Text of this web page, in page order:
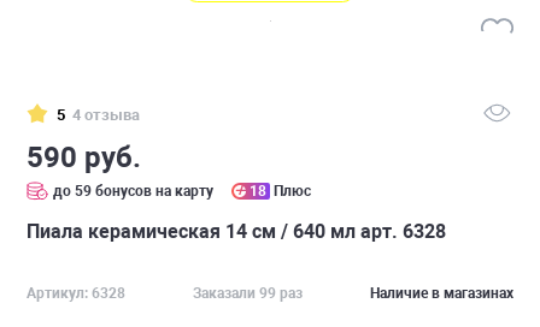
5 4 отзыва
590 руб.
до 59 бонусов на карту 18 Плюс
Пиала керамическая 14 см / 640 мл арт. 6328
Артикул: 6328 Заказали 99 раз Наличие в магазинах